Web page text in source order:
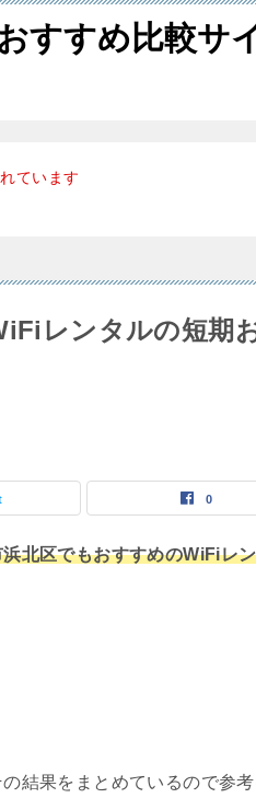
すすめ比較サ
ています
レンタルの短
0
北区でもおすすめのWiFiレ
結果をまとめているので参考